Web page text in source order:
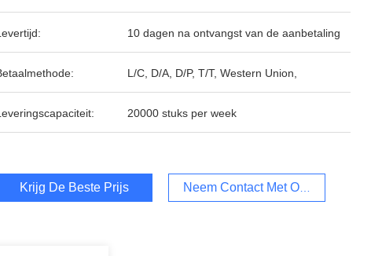
10 dagen na ontvangst van de aanbetaling
L/C, D/A, D/P, T/T, Western Union,
20000 stuks per week
Krijg De Beste Prijs Neem Contact Met Ons Op